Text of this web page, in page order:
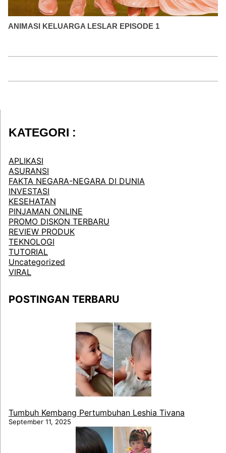
ANIMASI KELUARGA LESLAR EPISODE 1
KATEGORI :
APLIKASI
ASURANSI
FAKTA NEGARA-NEGARA DI DUNIA
INVESTASI
KESEHATAN
PINJAMAN ONLINE
PROMO DISKON TERBARU
REVIEW PRODUK
TEKNOLOGI
TUTORIAL
Uncategorized
VIRAL
POSTINGAN TERBARU
Tumbuh Kembang Pertumbuhan Leshia Tivana
September 11, 2025